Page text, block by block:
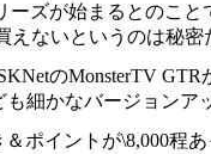
ズが始まるとのこ
えないというのは秘密
のMonsterTV GTR
細かなバージョンア
＆ポイントが\8,000